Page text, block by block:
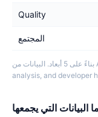
Quality
المجتمع
بناءً على 5 أبعاد. البيانات من App Store metadata, privacy labels, permissions
analysis, and developer